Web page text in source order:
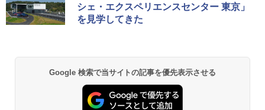
シェ・エクスペリエンスセンター 東京」
を見学してきた
Google 検索で当サイトの記事を優先表示させる